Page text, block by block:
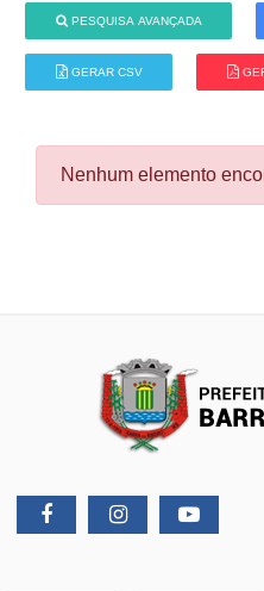
PESQUISA AVANÇADA
GERAR CSV
Nenhum elemento